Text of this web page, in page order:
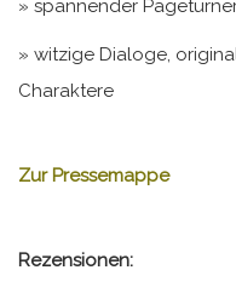
» spannender
» witzige Dialoge,
Charaktere
Zur Pressemappe
Rezensionen: